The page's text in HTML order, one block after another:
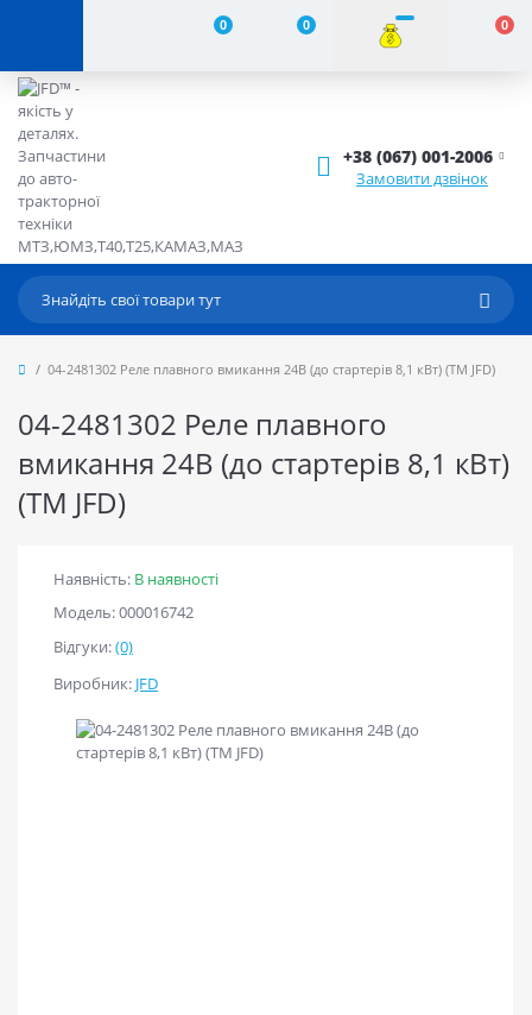
0 0 0
+38 (067) 001-2006
Замовити дзвінок
04-2481302 Реле плавного вмикання 24В (до стартерів 8,1 кВт) (ТМ JFD)
04-2481302 Реле плавного
вмикання 24В (до стартерів 8,1 кВт)
(ТМ JFD)
Наявність: В наявності
Модель: 000016742
Відгуки:(0)
Виробник: JFD